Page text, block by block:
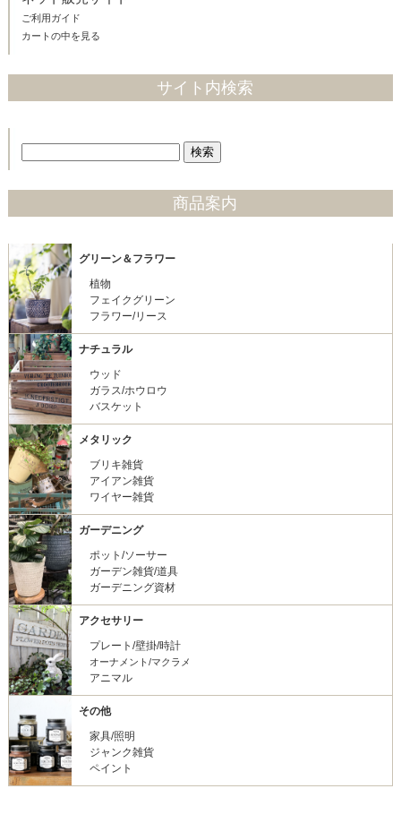
ご利用ガイド
カートの中を見る
サイト内検索
商品案内
グリーン＆フラワー
植物
フェイクグリーン
フラワー/リース
ナチュラル
ウッド
ガラス/ホウロウ
バスケット
メタリック
ブリキ雑貨
アイアン雑貨
ワイヤー雑貨
ガーデニング
ポット/ソーサー
ガーデン雑貨/道具
ガーデニング資材
アクセサリー
プレート/壁掛/時計
オーナメント/マクラメ
アニマル
その他
家具/照明
ジャンク雑貨
ペイント